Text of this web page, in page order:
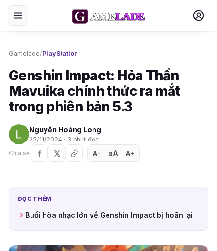
Gamelade/PlayStation
Genshin Impact: Hỏa Thần
Mavuika chính thức ra mắt
trong phiên bản 5.3
Nguyễn Hoàng Long
25/11/2024 · 3 phút đọc
Chia sẻ
A− aA A+
ĐỌC THÊM
Buổi hòa nhạc lớn về Genshin Impact bị hoãn lại